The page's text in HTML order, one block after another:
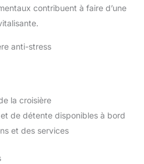
contribuent à faire d’une
anti-stress
la croisière
de détente disponibles à bord
et des services